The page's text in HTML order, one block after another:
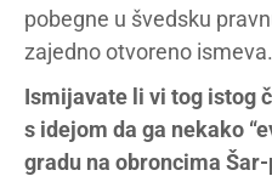
pobegne u švedsku
zajedno otvoreno ismeva.
Ismijavate li vi tog istog
s idejom da ga nekako
gradu na obroncima